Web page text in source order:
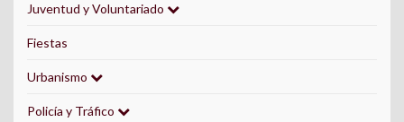
Juventud y Voluntariado
Fiestas
Urbanismo
Policía y Tráfico